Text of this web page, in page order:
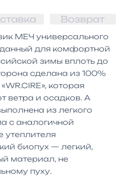
Возврат
МЕЧ универсального
для комфортной
зимы вплоть до
сделана из 100%
которая
ветра и осадков. А
из легкого
с аналогичной
утеплителя
биопух — легкий,
материал, не
пуху.